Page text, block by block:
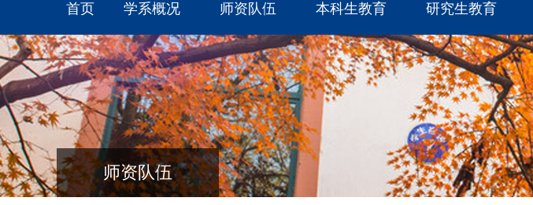
首页 学系概况 师资队伍 本科生教育 研究生教育
师资队伍